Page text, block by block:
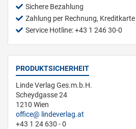
Sichere Bezahlung
Zahlung per Rechnung,
Service Hotline: +43 1 246 30-0
PRODUKTSICHERHEIT
Linde Verlag Ges.m.b.H.
Scheydgasse 24
1210 Wien
office
lindeverlag.at
+43 1 24 630 - 0